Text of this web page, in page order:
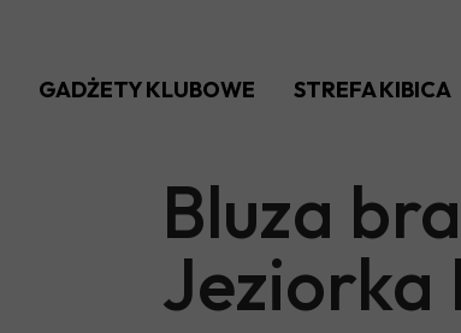
GADŻETY KLUBOWE STREFA KIBICA
Bluza
Jeziorka